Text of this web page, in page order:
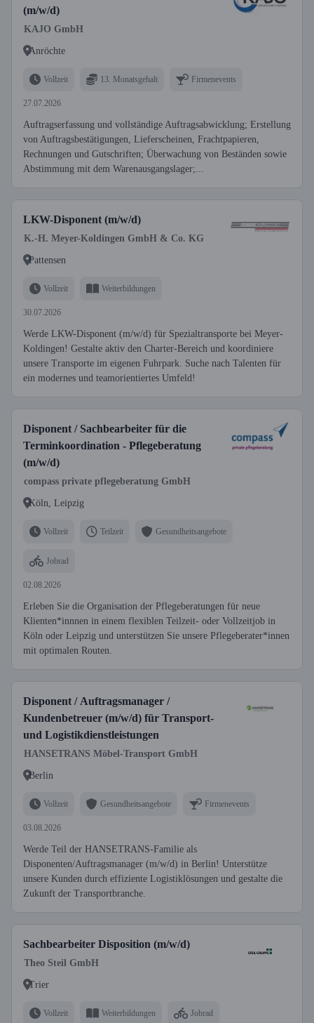
(m/w/d)
KAJO GmbH
Anröchte
Vollzeit 13. Monatsgehalt Firmenevents
27.07.2026
Auftragserfassung und vollständige Auftragsabwicklung; Erstellung
von Auftragsbestätigungen, Lieferscheinen, Frachtpapieren,
Rechnungen und Gutschriften; Überwachung von Beständen sowie
Abstimmung mit dem Warenausgangslager;...
LKW-Disponent (m/w/d)
K.-H. Meyer-Koldingen GmbH & Co. KG
Pattensen
Vollzeit Weiterbildungen
30.07.2026
Werde LKW-Disponent (m/w/d) für Spezialtransporte bei Meyer-
Koldingen! Gestalte aktiv den Charter-Bereich und koordiniere
unsere Transporte im eigenen Fuhrpark. Suche nach Talenten für
ein modernes und teamorientiertes Umfeld!
Disponent / Sachbearbeiter für die
Terminkoordination - Pflegeberatung
(m/w/d)
compass private pflegeberatung GmbH
Köln, Leipzig
Vollzeit Teilzeit Gesundheitsangebote
Jobrad
02.08.2026
Erleben Sie die Organisation der Pflegeberatungen für neue
Klienten*innnen in einem flexiblen Teilzeit- oder Vollzeitjob in
Köln oder Leipzig und unterstützen Sie unsere Pflegeberater*innen
mit optimalen Routen.
Disponent / Auftragsmanager /
Kundenbetreuer (m/w/d) für Transport-
und Logistikdienstleistungen
HANSETRANS Möbel-Transport GmbH
Berlin
Vollzeit Gesundheitsangebote Firmenevents
03.08.2026
Werde Teil der HANSETRANS-Familie als
Disponenten/Auftragsmanager (m/w/d) in Berlin! Unterstütze
unsere Kunden durch effiziente Logistiklösungen und gestalte die
Zukunft der Transportbranche.
Sachbearbeiter Disposition (m/w/d)
Theo Steil GmbH
Trier
Vollzeit Weiterbildungen Jobrad